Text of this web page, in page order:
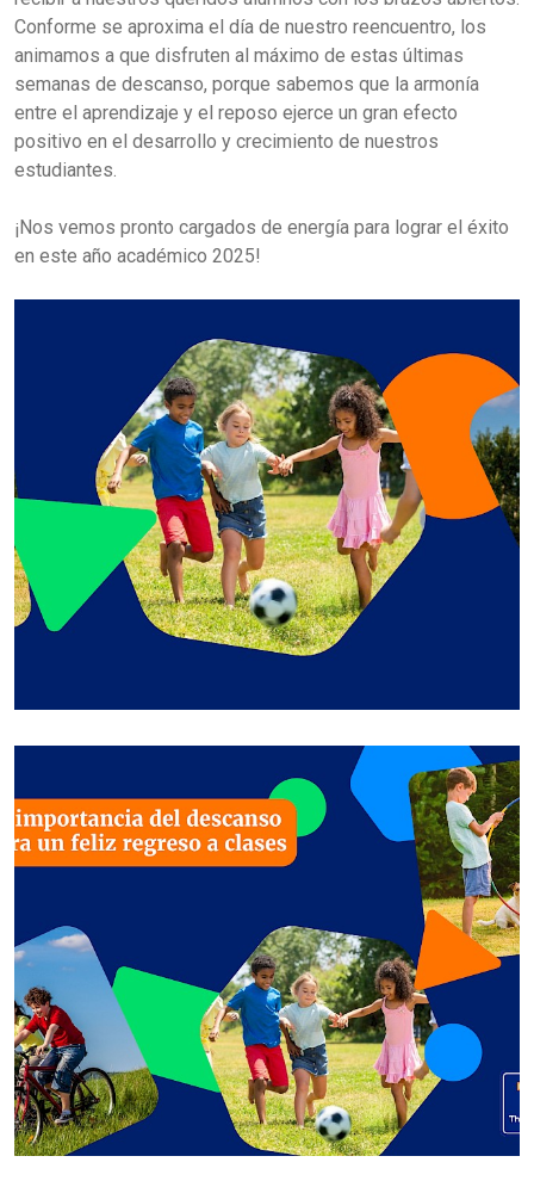
Conforme se aproxima el día de nuestro reencuentro, los
animamos a que disfruten al máximo de estas últimas
semanas de descanso, porque sabemos que la armonía
entre el aprendizaje y el reposo ejerce un gran efecto
positivo en el desarrollo y crecimiento de nuestros
estudiantes.
¡Nos vemos pronto cargados de energía para lograr el éxito
en este año académico 2025!